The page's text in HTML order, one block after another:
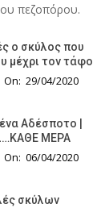
πεζοπόρου.
ο σκύλος που
μέχρι τον τάφο
On: 29/04/2020
Αδέσποτο |
ΜΕΡΑ
On: 06/04/2020
σκύλων